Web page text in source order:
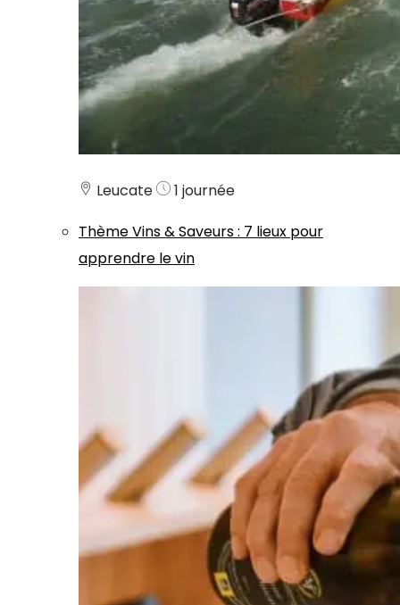
Leucate
1 journée
ThèmeVins & Saveurs: 7 lieux pour
apprendre le vin